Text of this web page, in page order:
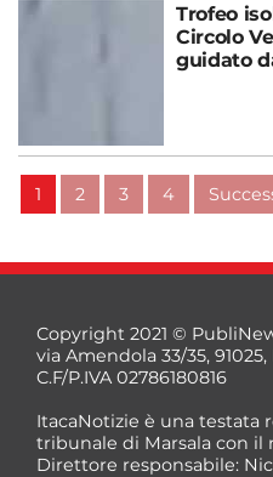
Trofeo
Circolo
guidato
1 2 3 4
Copyright 2021 ©
via Amendola 33/35, 91025,
C.F/P.IVA 02786180816
ItacaNotizie è una testata
tribunale di Marsala con il
Direttore responsabile: